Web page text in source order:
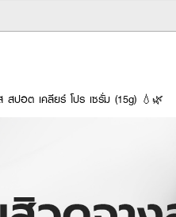
สปอต เคลียร์ โปร เซรั่ม (15g) 💧🌿